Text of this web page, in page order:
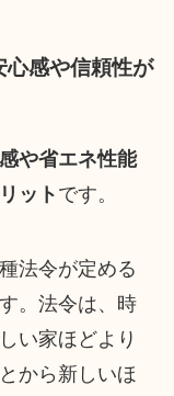
心感や信頼性が
や省エネ性能
ット です。
法令が定める
。法令は、時
い家ほどより
から新しいほ